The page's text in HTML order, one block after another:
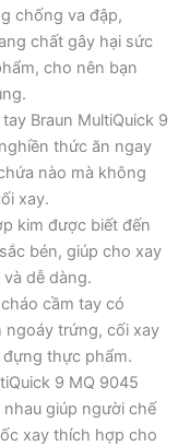
chống va đập,
chất gây hại sức
cho nên bạn
Braun MultiQuick 9
thức ăn ngay
nào mà không
xay.
kim được biết đến
bén, giúp cho xay
dễ dàng.
cầm tay có
ngoáy trứng, cối xay
thực phẩm.
9 MQ 9045
giúp người chế
xay thích hợp cho